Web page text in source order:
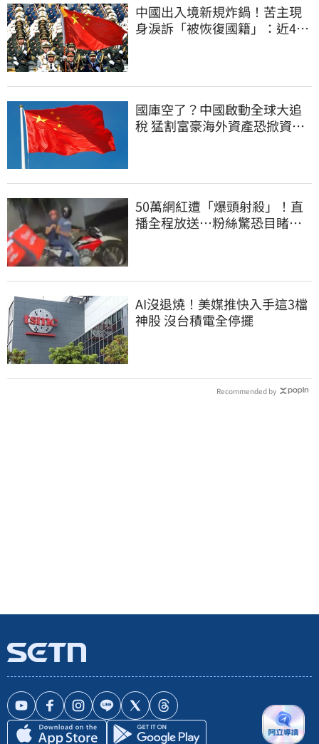
中國出入境新規炸鍋！苦主現
身淚訴「被恢復國籍」：近4億
國庫空了？中國啟動全球大追
稅 猛割富豪海外資產恐掀資金
50萬網紅遭「爆頭射殺」！直
播全程放送…粉絲驚恐目睹慘
AI沒退燒！美媒推快入手這3檔
神股 沒台積電全停擺
Recommended by